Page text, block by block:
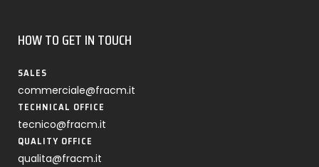
HOW TO GET IN TOUCH
SALES
commerciale@fracm.it
TECHNICAL OFFICE
tecnico@fracm.it
QUALITY OFFICE
qualita@fracm.it